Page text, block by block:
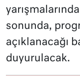
sonunda,
açıklanacağı
duyurulacak.